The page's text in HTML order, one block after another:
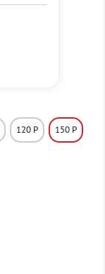
120 P 150 P